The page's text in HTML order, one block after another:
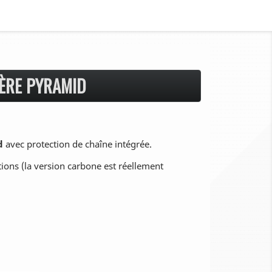
PYRAMID
avec protection de chaîne intégrée.
(la version carbone est réellement